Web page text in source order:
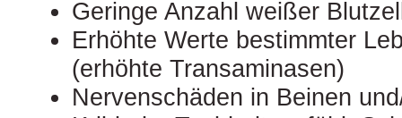
Geringe Anzahl weißer
Erhöhte Werte bestimmter
(erhöhte Transaminasen)
Nervenschäden in Beinen